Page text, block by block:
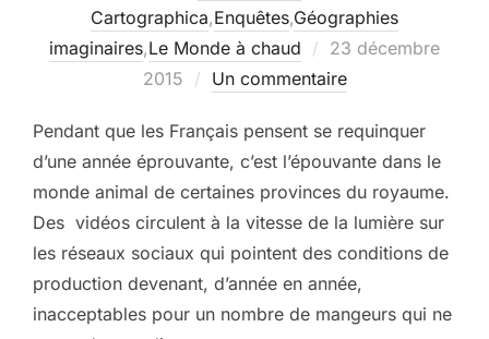
Cartographica,Enquêtes,Géographies
imaginaires,Le Monde à chaud
Publié
le
23 décembre
2015
Un commentaire
Pendant que les Français pensent se requinquer
d’une année éprouvante, c’est l’épouvante dans le
monde animal de certaines provinces du royaume.
Des vidéos circulent à la vitesse de la lumière sur
les réseaux sociaux qui pointent des conditions de
production devenant, d’année en année,
inacceptables pour un nombre de mangeurs qui ne